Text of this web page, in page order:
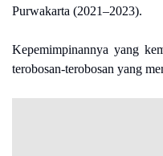
Purwakarta (2021–2023).
Kepemimpinannya yang
terobosan-terobosan yang